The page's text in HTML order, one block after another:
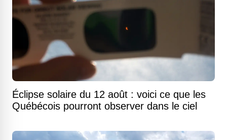
Éclipse solaire du 12 août : voici ce que les
Québécois pourront observer dans le ciel